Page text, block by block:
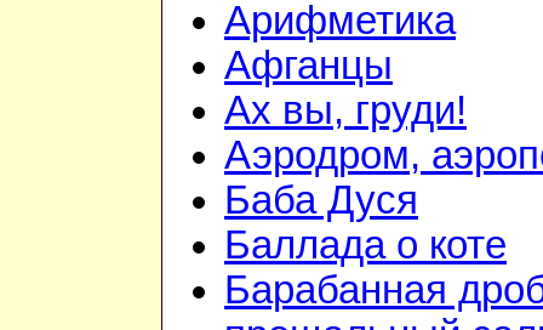
Арифметика
Афганцы
Ах вы, груди!
Аэродром,
Баба Дуся
Баллада о коте
Барабанная